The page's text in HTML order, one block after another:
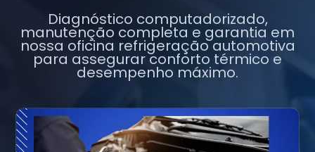
Diagnóstico computadorizado,
manutenção completa e garantia em
nossa oficina refrigeração automotiva
para assegurar conforto térmico e
desempenho máximo.